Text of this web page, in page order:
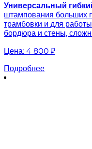
Универсальный
штампования больших
трамбовки и для
бордюра и стены,
Цена: 4 800 ₽
Подробнее